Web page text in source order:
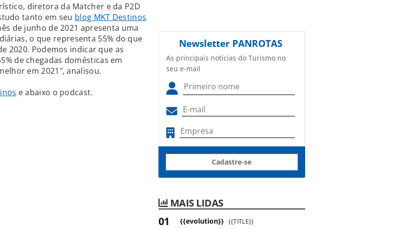
diretora da Matcher e da P2D
tanto em seu blog MKT Destinos
de junho de 2021 apresenta uma
o que representa 55% do que
2020. Podemos indicar que as
de chegadas domésticas em
em 2021", analisou.
e abaixo o podcast.
Newsletter PANROTAS
As principais notícias do Turismo no
seu e-mail
Cadastre-se
MAIS LIDAS
{{evolution}} {{TITLE}}